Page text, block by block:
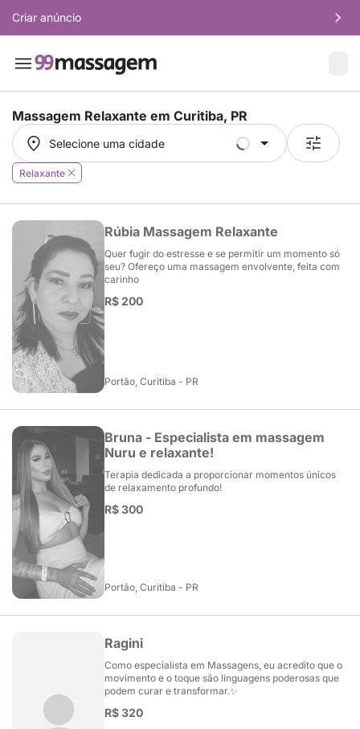
Criar anúncio
Massagem Relaxante em Curitiba, PR
Selecione uma cidade
Selecione uma cidade
Relaxante
Rúbia Massagem Relaxante
Quer fugir do estresse e se permitir um momento só
seu? Ofereço uma massagem envolvente, feita com
carinho
R$ 200
Portão, Curitiba - PR
Bruna - Especialista em massagem
Nuru e relaxante!
Terapia dedicada a proporcionar momentos únicos
de relaxamento profundo!
R$ 300
Portão, Curitiba - PR
Ragini
Como especialista em Massagens, eu acredito que o
movimento e o toque são linguagens poderosas que
podem curar e transformar.✨
R$ 320